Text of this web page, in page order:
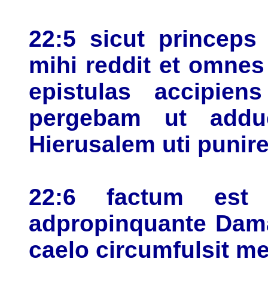
22:5 sicut princeps
mihi reddit et
epistulas
pergebam ut
Hierusalem uti
22:6 factum
adpropinquante
caelo circumfulsit